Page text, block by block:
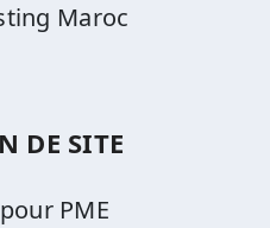
Maroc
DE SITE
PME